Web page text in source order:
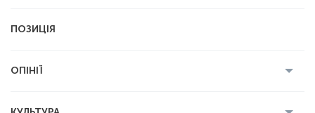
Економіка
ПОЗИЦІЯ
ОПІНІЇ